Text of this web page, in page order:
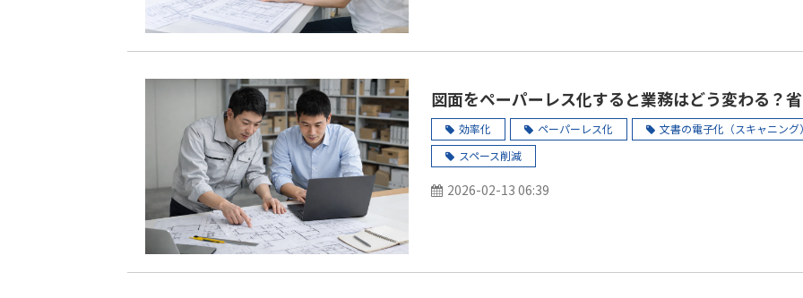
図面をペーパーレス化すると業務はどう変わる？
効率化 ペーパーレス化 文書の電子化（スキャニング）
スペース削減
2026-02-13 06:39